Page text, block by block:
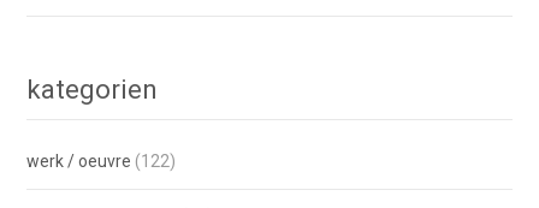
kategorien
werk / oeuvre (122)